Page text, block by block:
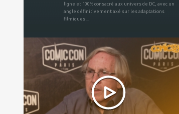
ligne et 100% consacré aux univers de DC, avec un
angle définitivement axé sur les adaptations
filmiques ...